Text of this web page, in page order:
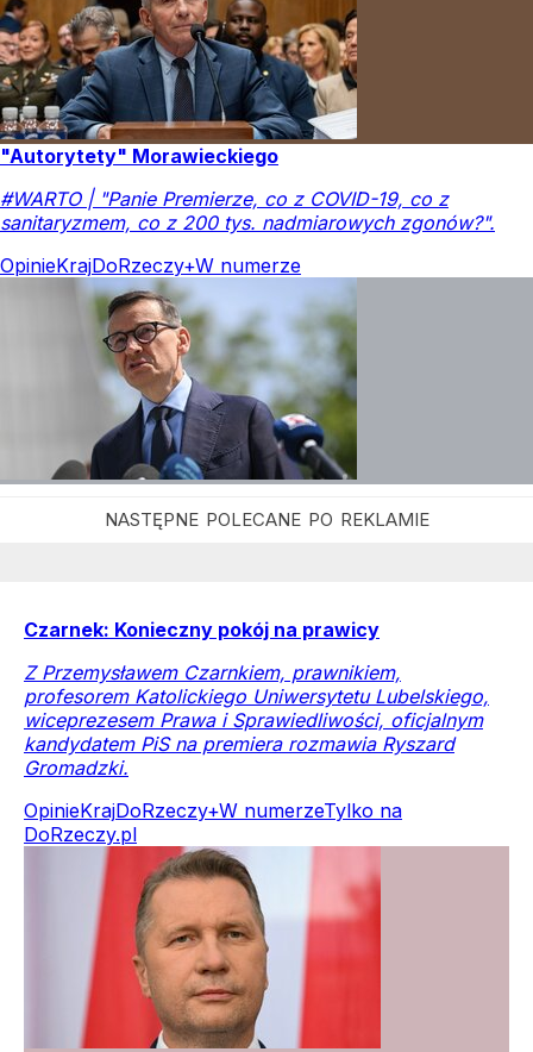
"Autorytety" Morawieckiego
#WARTO | "Panie Premierze, co z COVID-19, co z
sanitaryzmem, co z 200 tys. nadmiarowych zgonów?".
OpinieKrajDoRzeczy+W numerze
Czarnek: Konieczny pokój na prawicy
Z Przemysławem Czarnkiem, prawnikiem,
profesorem Katolickiego Uniwersytetu Lubelskiego,
wiceprezesem Prawa i Sprawiedliwości, oficjalnym
kandydatem PiS na premiera rozmawia Ryszard
Gromadzki.
OpinieKrajDoRzeczy+W numerzeTylko na
DoRzeczy.pl